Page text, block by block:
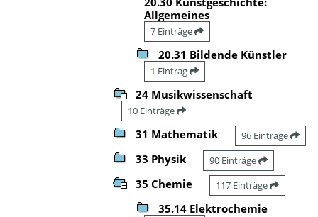
Allgemeines
7 Einträge
20.31 Bildende Künstler
1 Eintrag
24 Musikwissenschaft
10 Einträge
31 Mathematik 96 Einträge
33 Physik 90 Einträge
35 Chemie 117 Einträge
35.14 Elektrochemie